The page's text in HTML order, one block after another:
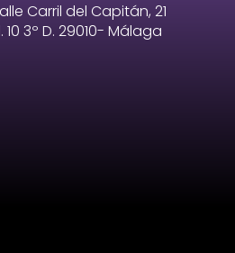
Carril del Capitán, 21
10 3º D. 29010- Málaga